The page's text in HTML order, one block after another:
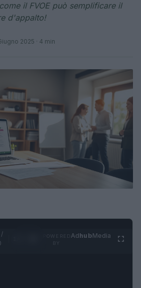
il FVOE può semplificare il
d'appalto!
2025 · 4 min
/
AdhubMedia